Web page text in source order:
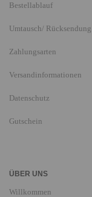
Bestellablauf
Umtausch/ Rücksendung
Zahlungsarten
Versandinformationen
Datenschutz
Gutschein
ÜBER UNS
Willkommen